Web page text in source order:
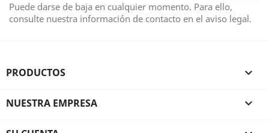
Puede darse de baja en cualquier momento. Para ello,
consulte nuestra información de contacto en el aviso legal.
PRODUCTOS 
NUESTRA EMPRESA 